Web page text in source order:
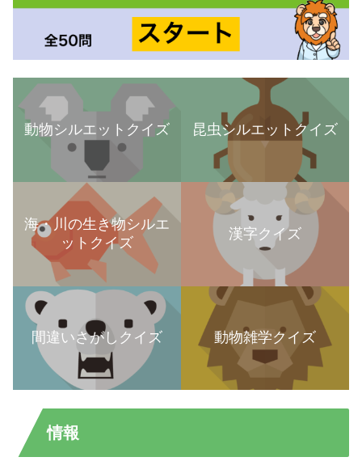
動物シルエットクイズ 昆虫シルエットクイズ
海・川の生き物シルエ
ットクイズ
漢字クイズ
間違いさがしクイズ 動物雑学クイズ
情報